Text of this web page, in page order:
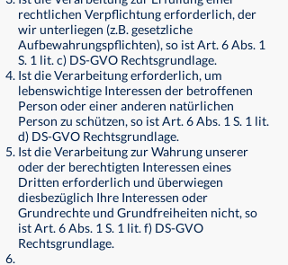
rechtlichen Verpflichtung erforderlich, der
wir unterliegen (z.B. gesetzliche
Aufbewahrungspflichten), so ist Art. 6 Abs. 1
S. 1 lit. c) DS-GVO Rechtsgrundlage.
Ist die Verarbeitung erforderlich, um
lebenswichtige Interessen der betroffenen
Person oder einer anderen natürlichen
Person zu schützen, so ist Art. 6 Abs. 1 S. 1 lit.
d) DS-GVO Rechtsgrundlage.
Ist die Verarbeitung zur Wahrung unserer
oder der berechtigten Interessen eines
Dritten erforderlich und überwiegen
diesbezüglich Ihre Interessen oder
Grundrechte und Grundfreiheiten nicht, so
ist Art. 6 Abs. 1 S. 1 lit. f) DS-GVO
Rechtsgrundlage.